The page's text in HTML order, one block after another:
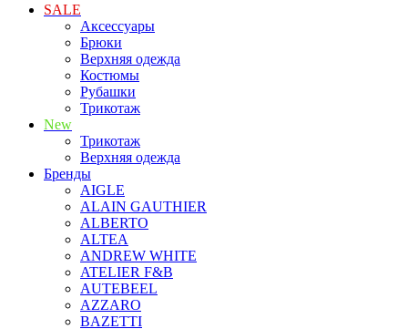
SALE
Аксессуары
Брюки
Верхняя одежда
Костюмы
Рубашки
Трикотаж
New
Трикотаж
Верхняя одежда
Бренды
AIGLE
ALAIN GAUTHIER
ALBERTO
ALTEA
ANDREW WHITE
ATELIER F&B
AUTEBEEL
AZZARO
BAZETTI